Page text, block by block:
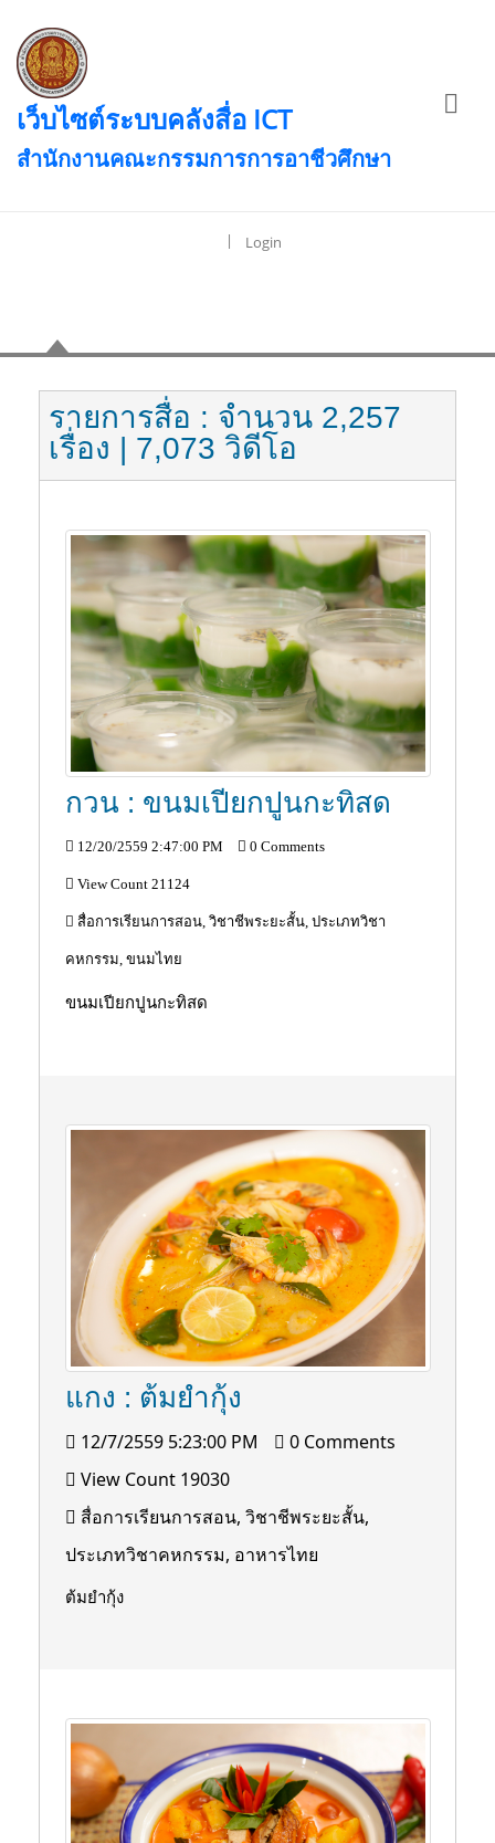
เว็บไซต์ระบบคลังสื่อ ICT
สำนักงานคณะกรรมการการอาชีวศึกษา
| Login
รายการสื่อ : จำนวน 2,257
เรื่อง | 7,073 วิดีโอ
กวน : ขนมเปียกปูนกะทิสด
12/20/2559 2:47:00 PM 0 Comments
View Count 21124
สื่อการเรียนการสอน, วิชาชีพระยะสั้น, ประเภทวิชา
คหกรรม, ขนมไทย
ขนมเปียกปูนกะทิสด
แกง : ต้มยำกุ้ง
12/7/2559 5:23:00 PM
0 Comments
View Count 19030
สื่อการเรียนการสอน, วิชาชีพระยะสั้น,
ประเภทวิชาคหกรรม, อาหารไทย
ต้มยำกุ้ง